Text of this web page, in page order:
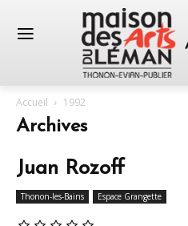
Accueil 1992
Archives
Juan Rozoff
Thonon-les-Bains Espace Grangette